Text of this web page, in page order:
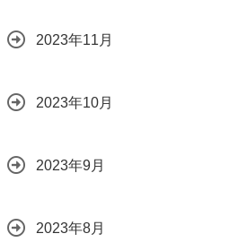
2023年11月
2023年10月
2023年9月
2023年8月